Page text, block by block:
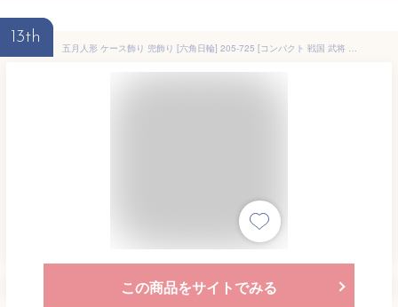
13th
五月人形 ケース飾り 兜飾り [六角日輪] 205-725 [コンパクト 戦国 武将 アクリル ケース入り]
この商品をサイトでみる